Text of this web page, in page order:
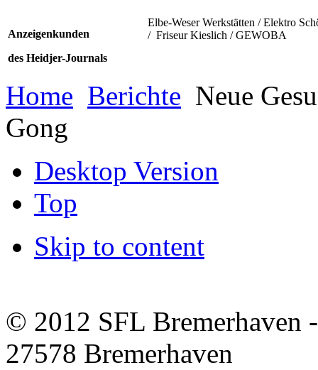
Anzeigenkunden
des Heidjer-Journals
Elbe-Weser Werkstätten / Elektro
/ Friseur Kieslich / GEWOBA
Home Berichte Neue
Gong
Desktop Version
Top
Skip to content
© 2012 SFL Bremerhaven
27578 Bremerhaven